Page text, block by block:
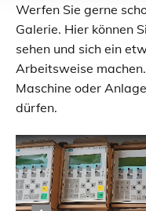
Werfen Sie gerne
Galerie. Hier können
sehen und sich ein
Arbeitsweise
Maschine oder
dürfen.